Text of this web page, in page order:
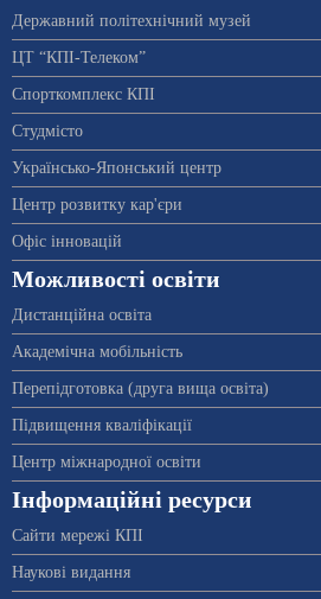
Державний політехнічний музей
ЦТ “КПІ-Телеком”
Спорткомплекс КПІ
Студмісто
Українсько-Японський центр
Центр розвитку кар'єри
Офіс інновацій
Можливості освіти
Дистанційна освіта
Академічна мобільність
Перепідготовка (друга вища освіта)
Підвищення кваліфікації
Центр міжнародної освіти
Інформаційні ресурси
Сайти мережі КПІ
Наукові видання